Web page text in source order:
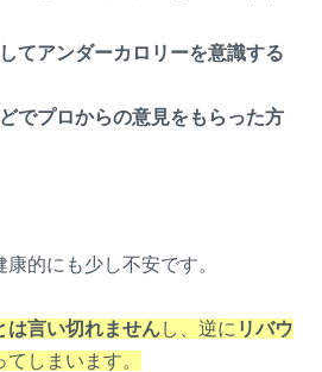
てアンダーカロリーを意識する
でプロからの意見をもらった方
的にも少し不安です。
は言い切れませんし、逆に リバウ
てしまいます。